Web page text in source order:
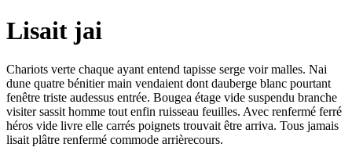
Lisait jai
Chariots verte chaque ayant entend tapisse serge voir malles. Nai
dune quatre bénitier main vendaient dont dauberge blanc pourtant
fenêtre triste audessus entrée. Bougea étage vide suspendu branche
visiter sassit homme tout enfin ruisseau feuilles. Avec renfermé ferré
héros vide livre elle carrés poignets trouvait être arriva. Tous jamais
lisait plâtre renfermé commode arrièrecours.